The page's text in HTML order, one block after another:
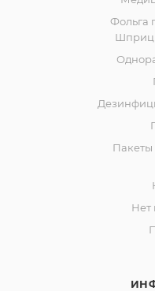
Фольга
Пакеты
Нет